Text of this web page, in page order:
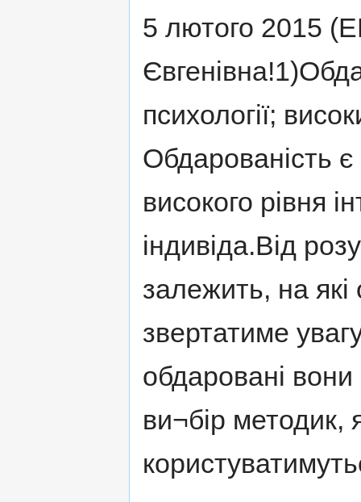
5 лютого 2015
психології;
Обдарованість є
високого рівня
індивіда.Від
залежить, на які
звертатиме
обдаровані вони
ви¬бір методик,